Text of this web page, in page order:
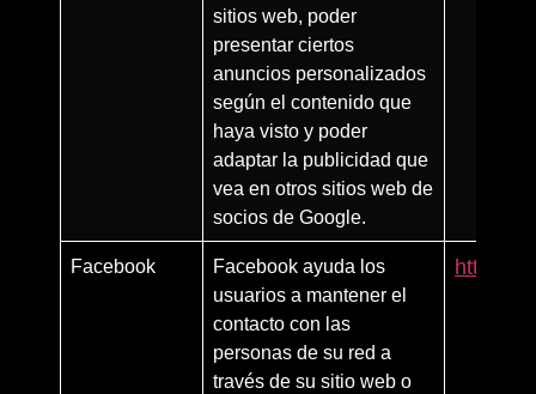
sitios web, poder
presentar ciertos
anuncios personalizados
según el contenido que
haya visto y poder
adaptar la publicidad que
vea en otros sitios web de
socios de Google.
Facebook
Facebook ayuda los
usuarios a mantener el
contacto con las
personas de su red a
través de su sitio web o
https://